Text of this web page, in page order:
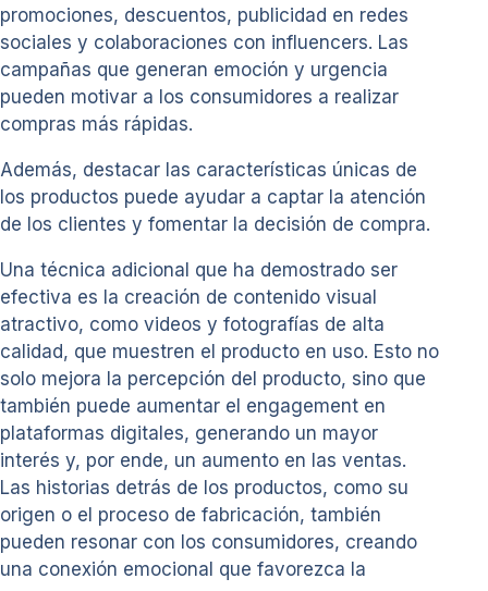
promociones, descuentos, publicidad en redes
sociales y colaboraciones con influencers. Las
campañas que generan emoción y urgencia
pueden motivar a los consumidores a realizar
compras más rápidas.
Además, destacar las características únicas de
los productos puede ayudar a captar la atención
de los clientes y fomentar la decisión de compra.
Una técnica adicional que ha demostrado ser
efectiva es la creación de contenido visual
atractivo, como videos y fotografías de alta
calidad, que muestren el producto en uso. Esto no
solo mejora la percepción del producto, sino que
también puede aumentar el engagement en
plataformas digitales, generando un mayor
interés y, por ende, un aumento en las ventas.
Las historias detrás de los productos, como su
origen o el proceso de fabricación, también
pueden resonar con los consumidores, creando
una conexión emocional que favorezca la